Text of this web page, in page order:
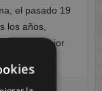
el pasado 19
los años,
como mejor